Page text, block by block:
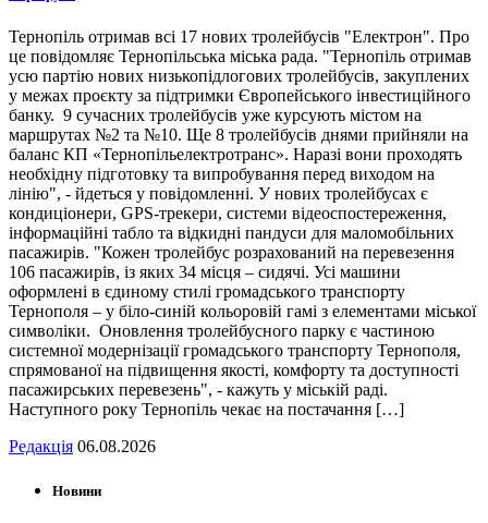
Тернопіль отримав всі 17 нових тролейбусів "Електрон". Про
це повідомляє Тернопільська міська рада. "Тернопіль отримав
усю партію нових низькопідлогових тролейбусів, закуплених
у межах проєкту за підтримки Європейського інвестиційного
банку. 9 сучасних тролейбусів уже курсують містом на
маршрутах №2 та №10. Ще 8 тролейбусів днями прийняли на
баланс КП «Тернопільелектротранс». Наразі вони проходять
необхідну підготовку та випробування перед виходом на
лінію", - йдеться у повідомленні. У нових тролейбусах є
кондиціонери, GPS-трекери, системи відеоспостереження,
інформаційні табло та відкидні пандуси для маломобільних
пасажирів. "Кожен тролейбус розрахований на перевезення
106 пасажирів, із яких 34 місця – сидячі. Усі машини
оформлені в єдиному стилі громадського транспорту
Тернополя – у біло-синій кольоровій гамі з елементами міської
символіки. Оновлення тролейбусного парку є частиною
системної модернізації громадського транспорту Тернополя,
спрямованої на підвищення якості, комфорту та доступності
пасажирських перевезень", - кажуть у міській раді.
Наступного року Тернопіль чекає на постачання […]
Редакція 06.08.2026
Новини